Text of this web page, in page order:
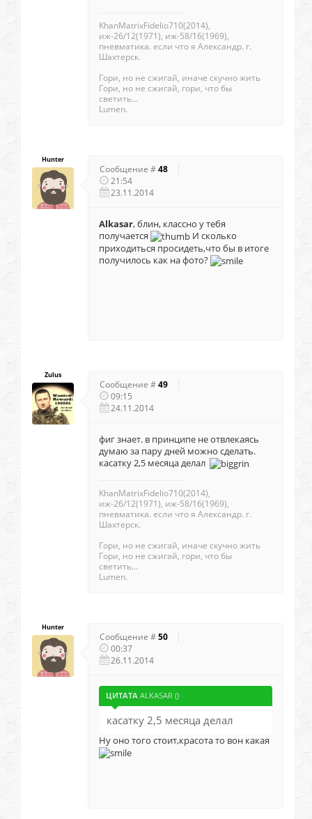
KhanMatrixFidelio710(2014),
иж-26/12(1971), иж-58/16(1969),
пневматика. если что я Александр. г.
Шахтерск.
Гори, но не сжигай, иначе скучно жить
Гори, но не сжигай, гори, что бы
светить...
Lumen.
Hunter
Сообщение #48
21:54
23.11.2014
Alkasar, блин, классно у тебя
получается
И сколько
приходиться просидеть,что бы в итоге
получилось как на фото?
Zulus
Сообщение #49
09:15
24.11.2014
фиг знает. в принципе не отвлекаясь
думаю за пару дней можно сделать.
касатку 2,5 месяца делал
KhanMatrixFidelio710(2014),
иж-26/12(1971), иж-58/16(1969),
пневматика. если что я Александр. г.
Шахтерск.
Гори, но не сжигай, иначе скучно жить
Гори, но не сжигай, гори, что бы
светить...
Lumen.
Hunter
Сообщение #50
00:37
26.11.2014
ЦИТАТА ALKASAR ()
касатку 2,5 месяца делал
Ну оно того стоит,красота то вон какая